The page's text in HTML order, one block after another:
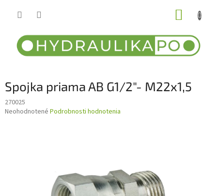
Spojka priama AB G1/2"- M22x1,5
270025
Priemerné
Neohodnotené Podrobnosti hodnotenia